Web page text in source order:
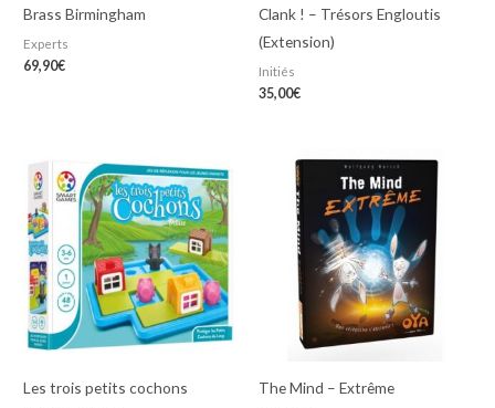
Brass Birmingham
Experts
69,90€
Clank ! – Trésors Engloutis
(Extension)
Initiés
35,00€
Les trois petits cochons The Mind – Extrême